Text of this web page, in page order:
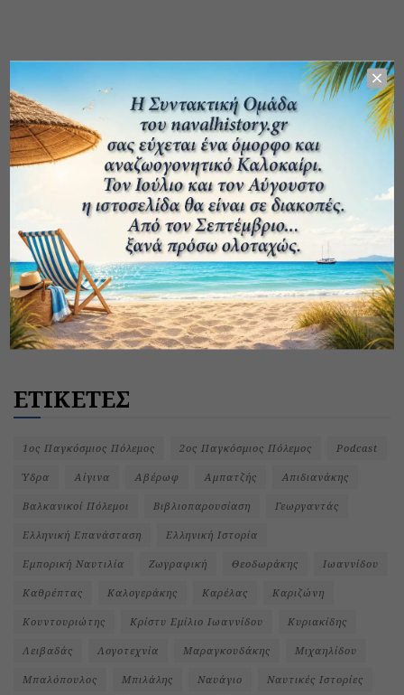
ΕΤΙΚΕΤΕΣ
1ος Παγκόσμιος Πόλεμος 2ος Παγκόσμιος Πόλεμος Podcast
Ύδρα Αίγινα Αβέρωφ Αμπατζής Απιδιανάκης
Βαλκανικοί Πόλεμοι Βιβλιοπαρουσίαση Γεωργαντάς
Ελληνική Επανάσταση Ελληνική Ιστορία
Εμπορική Ναυτιλία Ζωγραφική Θεοδωράκης Ιωαννίδου
Καθρέπτας Καλογεράκης Καρέλας Καριζώνη
Κουντουριώτης Κρίστυ Εμίλιο Ιωαννίδου Κυριακίδης
Λειβαδάς Λογοτεχνία Μαραγκουδάκης Μιχαηλίδου
Μπαλόπουλος Μπιλάλης Ναυάγιο Ναυτικές Ιστορίες